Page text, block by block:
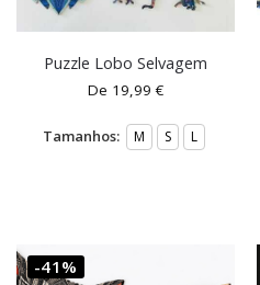
Puzzle Lobo Selvagem
De 19,99€
Tamanhos: M S L
-41%